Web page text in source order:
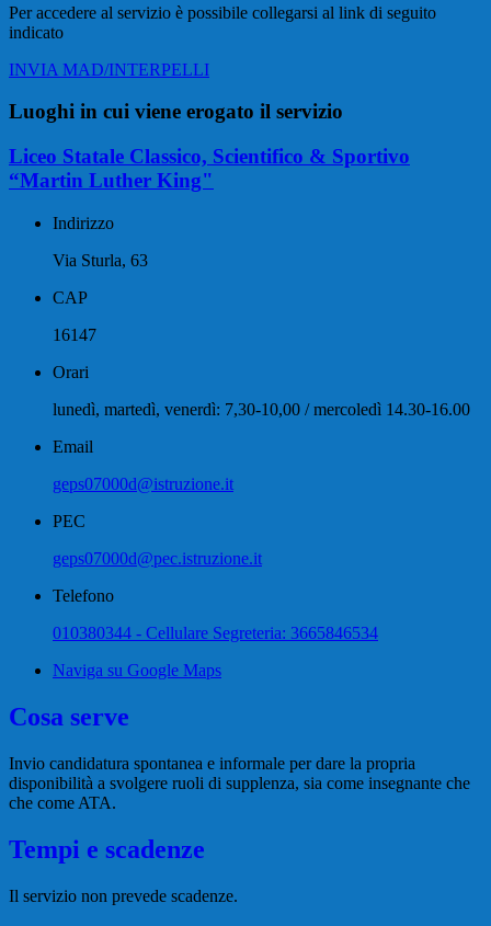
Per accedere al servizio è possibile collegarsi al link di seguito
indicato
INVIA MAD/INTERPELLI
Luoghi in cui viene erogato il servizio
Liceo Statale Classico, Scientifico & Sportivo
“Martin Luther King"
Indirizzo
Via Sturla, 63
CAP
16147
Orari
lunedì, martedì, venerdì: 7,30-10,00 / mercoledì 14.30-16.00
Email
geps07000d@istruzione.it
PEC
geps07000d@pec.istruzione.it
Telefono
010380344 - Cellulare Segreteria: 3665846534
Naviga su Google Maps
Cosa serve
Invio candidatura spontanea e informale per dare la propria
disponibilità a svolgere ruoli di supplenza, sia come insegnante che
che come ATA.
Tempi e scadenze
Il servizio non prevede scadenze.